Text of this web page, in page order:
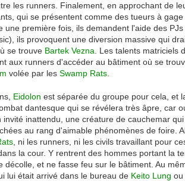
les runners. Finalement, en approchant de
qui se présentent comme des tueurs à
une première fois, ils demandent l'aide des
ils provoquent une diversion massive qui
se trouve Bartek Vezna. Les talents matriciels
aux runners d'accéder au bâtiment où se
volée par les Swamp Rats.
Eidolon est séparée du groupe pour cela, et
dantesque qui se révélera très âpre, car
invité inattendu, une créature de cauchemar
au rang d'aimable phénomènes de foire.
, ni les runners, ni les civils travaillant pour
la cour. Y rentrent des hommes portant la
décolle, et ne fasse feu sur le bâtiment. Au
lui était arrivé dans le bureau de Keito Lung ou